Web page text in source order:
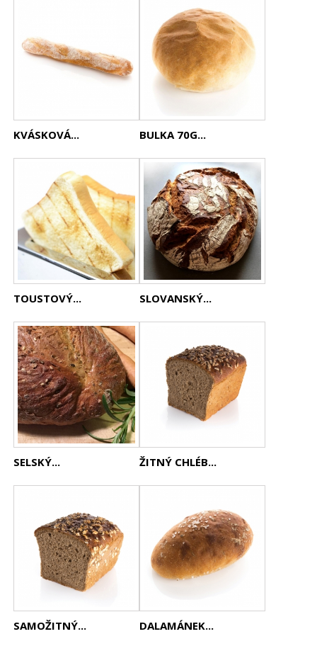
KVÁSKOVÁ... BULKA 70G...
TOUSTOVÝ... SLOVANSKÝ...
SELSKÝ... ŽITNÝ CHLÉB...
SAMOŽITNÝ... DALAMÁNEK...